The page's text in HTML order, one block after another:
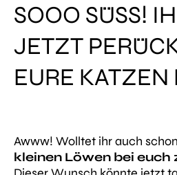
SOOO SÜSS!
ETZT
URE KATZEN
Awww! Wolltet ihr auch
kleinen Löwen bei euch